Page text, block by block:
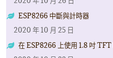
ESP8266 中斷與計時器
2020 年 10 月 25 日
在 ESP8266 上使用 1.8 吋